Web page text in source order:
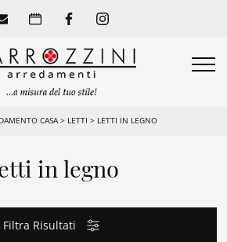
CASA> LETTI > LETTI IN LEGNO
in legno
Filtra Risultati